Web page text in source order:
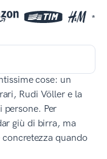
*
cose: un
Rudi Völler e la
persone. Per
giù di birra, ma
quando